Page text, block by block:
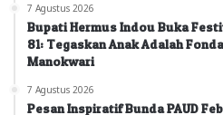
7 Agustus 2026
Bupati Hermus Indou Buka
81: Tegaskan Anak Adalah
Manokwari
7 Agustus 2026
Pesan Inspiratif Bunda PAUD